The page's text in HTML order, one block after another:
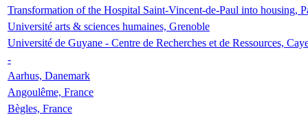
Transformation of the Hospital Saint-Vincent-de-Paul into housing,
Université arts & sciences humaines, Grenoble
Université de Guyane - Centre de Recherches et de Ressources,
-
Aarhus, Danemark
Angoulême, France
Bègles, France